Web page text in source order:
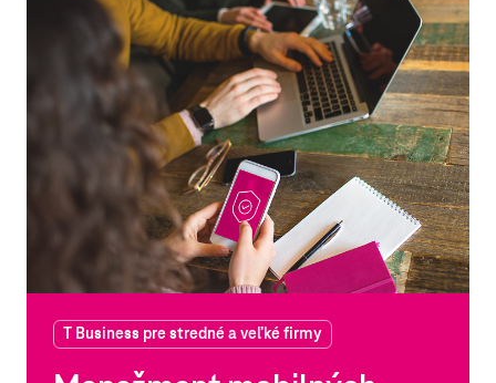
T Business pre stredné a veľké firmy